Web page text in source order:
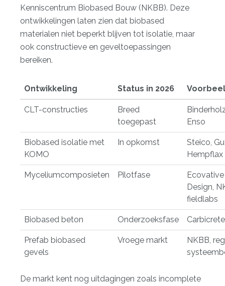
Kenniscentrum Biobased Bouw (NKBB). Deze
ontwikkelingen laten zien dat biobased
materialen niet beperkt blijven tot isolatie, maar
ook constructieve en geveltoepassingen
bereiken.
Ontwikkeling Status in 2026
CLT-constructies
Breed
toegepast
Enso
Biobased isolatie met
KOMO
In opkomst
Steico,
Hempflax
Myceliumcomposieten Pilotfase
Ecovative
Design,
fieldlabs
Biobased beton Onderzoeksfase
Prefab biobased
gevels
Vroege markt
NKBB,
De markt kent nog uitdagingen zoals incomplete